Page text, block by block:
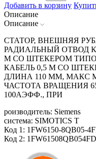
Добавить в корзину
Описание
Описание
СТАТОР, ВНЕШНЯЯ
РАДИАЛЬНЫЙ ОТВОД
М СО ШТЕКЕРОМ
КАБЕЛЬ 0,5 М СО
ДЛИНА 110 ММ, МАКС
ЧАСТОТА ВРАЩЕНИЯ
100АЭФФ., ПРИ
роизводитель: Siemens
система: SIMOTICS T
Код 1: 1FW6150-8QB05-
Код 2: